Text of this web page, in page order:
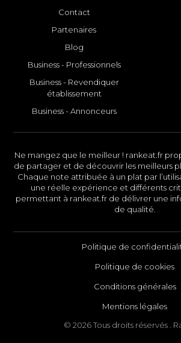
Contact
Partenaires
Blog
Business - Professionnels
Business - Revendiquer
établissement
Business - Annonceurs
Ne mangez que le meilleur ! rankeat.fr
de partager et de découvrir les meilleurs
Chaque note attribuée à un plat par
une réelle expérience et différents
permettant à rankeat.fr de délivrer une
de qualité.
Politique de
Politique de cookies
Conditions générales
Mentions légales
© 2026 Tous droits réservés .